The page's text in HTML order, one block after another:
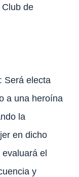
de
: Será electa
a una heroína
la
en dicho
el
y